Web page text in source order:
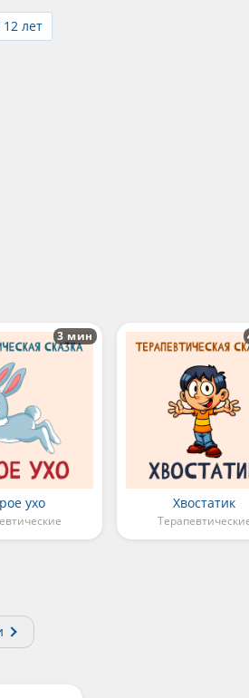
лет
ухо
3 мин
Хвостатик